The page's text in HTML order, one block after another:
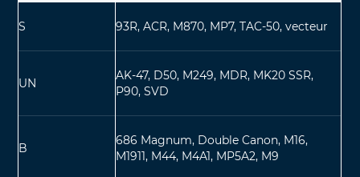
S 93R, ACR, M870, MP7, TAC-50, vecteur
UN
AK-47, D50, M249, MDR, MK20 SSR,
P90, SVD
B
686 Magnum, Double Canon, M16,
M1911, M44, M4A1, MP5A2, M9